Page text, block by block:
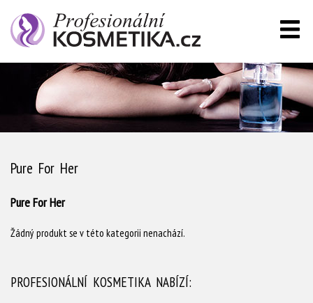
Pure For Her
Pure For Her
Žádný produkt se v této kategorii nenachází.
PROFESIONÁLNÍ KOSMETIKA NABÍZÍ: